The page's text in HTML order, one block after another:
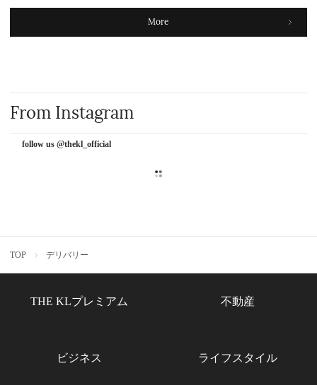
More
From Instagram
follow us @thekl_official
TOP デリバリー
THE KLプレミアム 不動産
ビジネス ライフスタイル